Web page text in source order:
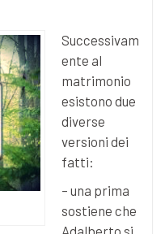
Successivam
ente al
matrimonio
esistono due
diverse
versioni dei
fatti:
– una prima
sostiene che
Adalberto si